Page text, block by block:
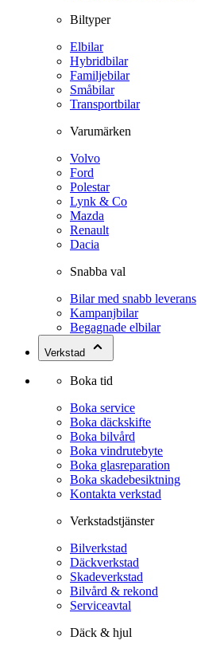
Biltyper
Elbilar
Hybridbilar
Familjebilar
Småbilar
Transportbilar
Varumärken
Volvo
Ford
Polestar
Lynk & Co
Mazda
Renault
Dacia
Snabba val
Bilar med snabb leverans
Kampanjbilar
Begagnade elbilar
Verkstad
Boka tid
Boka service
Boka däckskifte
Boka bilvård
Boka vindrutebyte
Boka glasreparation
Boka skadebesiktning
Kontakta verkstad
Verkstadstjänster
Bilverkstad
Däckverkstad
Skadeverkstad
Bilvård & rekond
Serviceavtal
Däck & hjul